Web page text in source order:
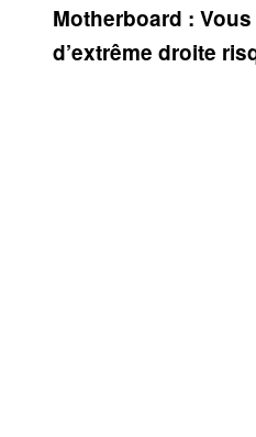
Motherboard :
d’extrême droite